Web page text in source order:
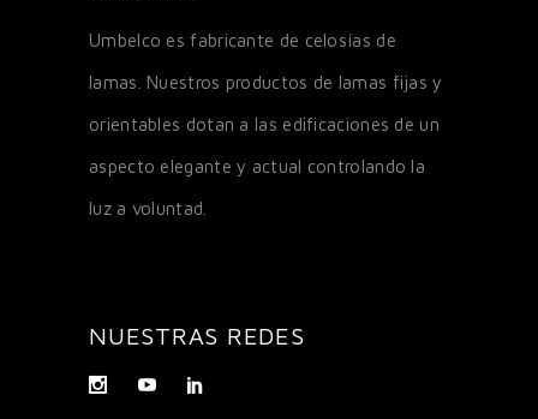
Umbelco es fabricante de celosías de
lamas. Nuestros productos de lamas fijas y
orientables dotan a las edificaciones de un
aspecto elegante y actual controlando la
luz a voluntad.
NUESTRAS REDES